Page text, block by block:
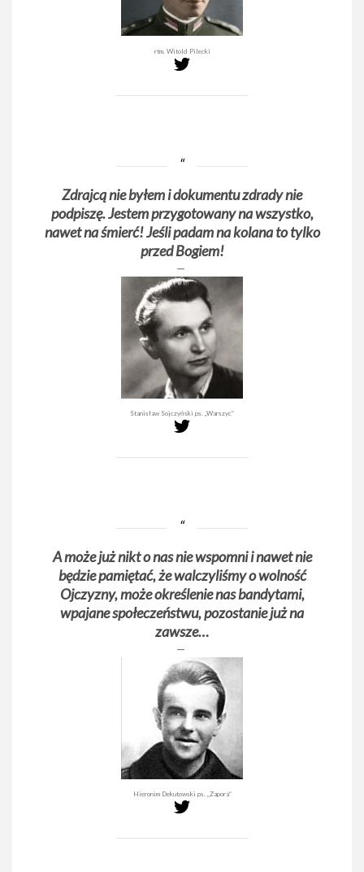
rtm. Witold Pilecki
Zdrajcą nie byłem i dokumentu zdrady nie
podpiszę. Jestem przygotowany na wszystko,
nawet na śmierć! Jeśli padam na kolana to tylko
przed Bogiem!
Stanisław Sojczyński ps. „Warszyc”
A może już nikt o nas nie wspomni i nawet nie
będzie pamiętać, że walczyliśmy o wolność
Ojczyzny, może określenie nas bandytami,
wpajane społeczeństwu, pozostanie już na
zawsze…
Hieronim Dekutowski ps. „Zapora”